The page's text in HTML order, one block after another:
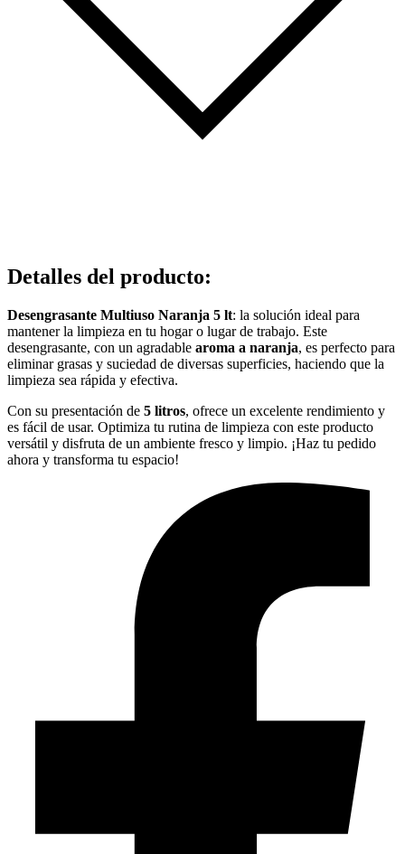
Detalles del producto:
Desengrasante Multiuso Naranja 5 lt: la solución ideal para
mantener la limpieza en tu hogar o lugar de trabajo. Este
desengrasante, con un agradable aroma a naranja, es perfecto para
eliminar grasas y suciedad de diversas superficies, haciendo que la
limpieza sea rápida y efectiva.
Con su presentación de 5 litros, ofrece un excelente rendimiento y
es fácil de usar. Optimiza tu rutina de limpieza con este producto
versátil y disfruta de un ambiente fresco y limpio. ¡Haz tu pedido
ahora y transforma tu espacio!